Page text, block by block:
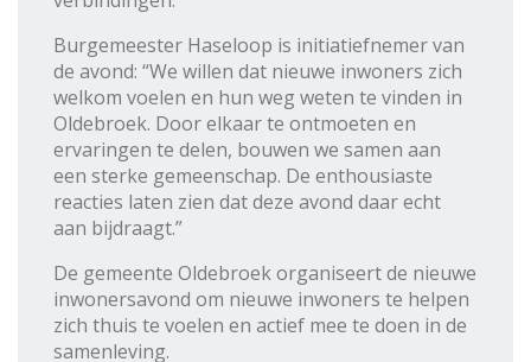
Burgemeester Haseloop is initiatiefnemer van
de avond: “We willen dat nieuwe inwoners zich
welkom voelen en hun weg weten te vinden in
Oldebroek. Door elkaar te ontmoeten en
ervaringen te delen, bouwen we samen aan
een sterke gemeenschap. De enthousiaste
reacties laten zien dat deze avond daar echt
aan bijdraagt.”
De gemeente Oldebroek organiseert de nieuwe
inwonersavond om nieuwe inwoners te helpen
zich thuis te voelen en actief mee te doen in de
samenleving.